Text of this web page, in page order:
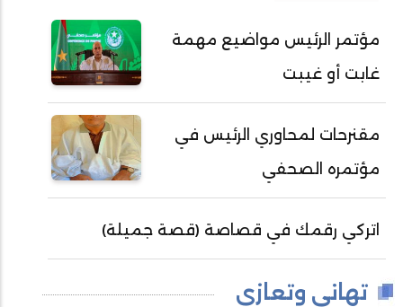
مؤتمر الرئيس مواضيع مهمة
غابت أو غيبت
مقنرحات لمحاوري الرئيس في
مؤتمره الصحفي
اتركي رقمك في قصاصة (قصة جميلة)
تهاني وتعازي